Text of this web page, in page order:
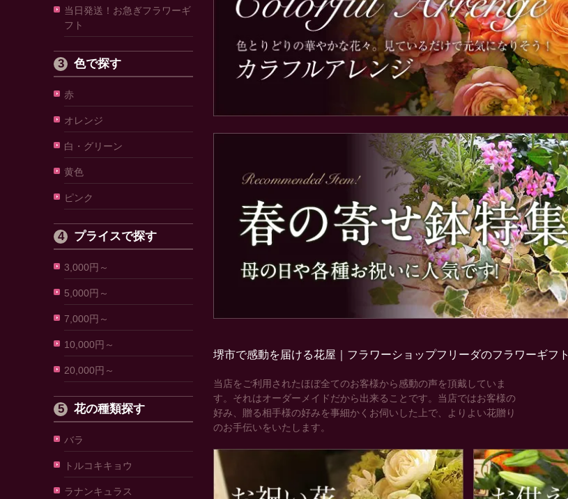
当日発送！お急ぎフラワーギ
フト
色で探す
赤
オレンジ
白・グリーン
黄色
ピンク
プライスで探す
3,000円～
5,000円～
7,000円～
10,000円～
20,000円～
花の種類探す
バラ
トルコキキョウ
ラナンキュラス
堺市で感動を届ける花屋｜フラワーショップフリーダのフラワーギフト
当店をご利用されたほぼ全てのお客様から感動の声を頂戴していま
す。それはオーダーメイドだから出来ることです。当店ではお客様の
好み、贈る相手様の好みを事細かくお伺いした上で、よりよい花贈り
のお手伝いをいたします。